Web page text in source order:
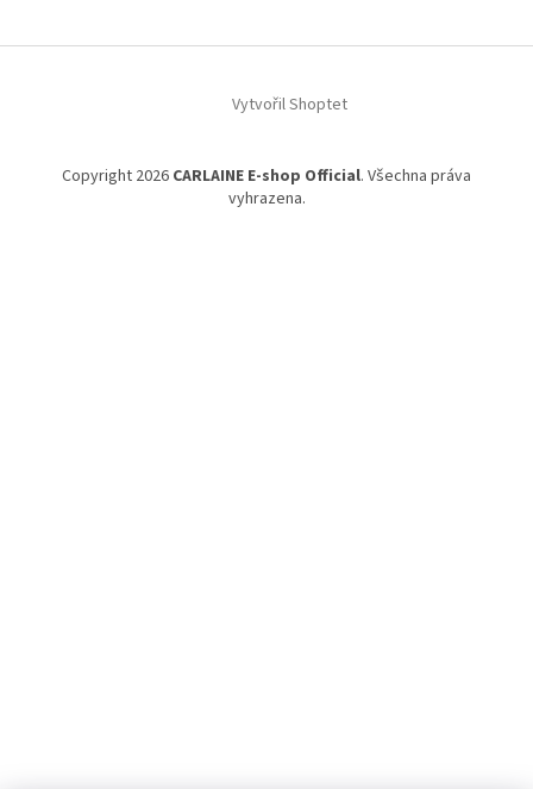
Vytvořil Shoptet
Copyright 2026 CARLAINE E-shop Official. Všechna práva
vyhrazena.